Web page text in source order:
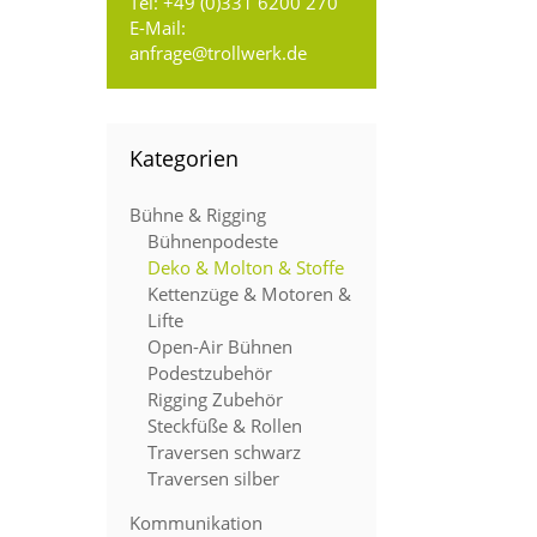
E-Mail:
anfrage@trollwerk.de
Kategorien
Bühne & Rigging
Bühnenpodeste
Deko & Molton & Stoffe
Kettenzüge & Motoren &
Lifte
Open-Air Bühnen
Podestzubehör
Rigging Zubehör
Steckfüße & Rollen
Traversen schwarz
Traversen silber
Kommunikation